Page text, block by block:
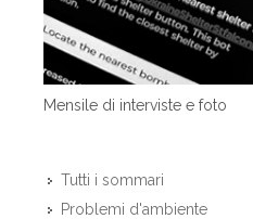
Mensile di interviste e foto
Tutti i sommari
Problemi d'ambiente